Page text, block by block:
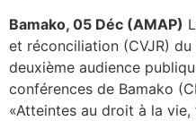
Bamako, 05 Déc (AMAP)
et réconciliation (CVJR)
deuxième audience
conférences de Bamako
«Atteintes au droit à la